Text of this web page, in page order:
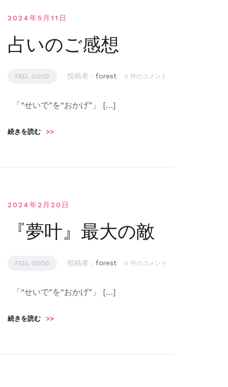
2024年5月11日
占いのご感想
FEEL GOOD 投稿者 : forest 0 件のコメント
「“せいで”を“おかげ”」 […]
続きを読む >>
2024年2月20日
『夢叶』最大の敵
FEEL GOOD 投稿者 : forest 0 件のコメント
「“せいで”を“おかげ”」 […]
続きを読む >>